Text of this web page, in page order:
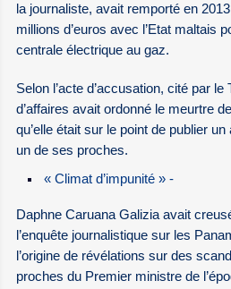
la journaliste, avait remporté en
millions d’euros avec l’Etat maltais
centrale électrique au gaz.
Selon l’acte d’accusation, cité par
d’affaires avait ordonné le meurtre
qu’elle était sur le point de publier
un de ses proches.
« Climat d’impunité » -
Daphne Caruana Galizia avait
l’enquête journalistique sur les
l’origine de révélations sur des
proches du Premier ministre de